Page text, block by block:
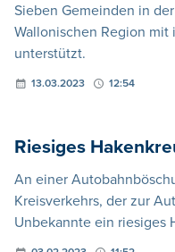
Sieben Gemeinden in
Wallonischen Region
unterstützt.
13.03.2023 12:54
Riesiges
An einer
Kreisverkehrs, der zur
Unbekannte ein riesiges